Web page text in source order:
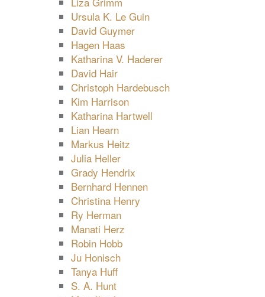
Ursula K. Le Guin
David Guymer
Hagen Haas
Katharina V. Haderer
David Hair
Christoph Hardebusch
Kim Harrison
Katharina Hartwell
Lian Hearn
Markus Heitz
Julia Heller
Grady Hendrix
Bernhard Hennen
Christina Henry
Ry Herman
Manati Herz
Robin Hobb
Ju Honisch
Tanya Huff
S. A. Hunt